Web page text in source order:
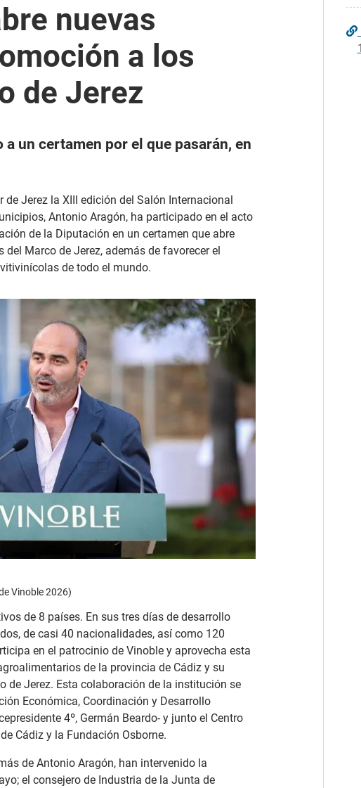
nuevas
a los
de Jerez
un certamen por el que pasarán, en
Jerez la XIII edición del Salón Internacional
Antonio Aragón, ha participado en el acto
de la Diputación en un certamen que abre
Marco de Jerez, además de favorecer el
de todo el mundo.
Vinoble 2026)
de 8 países. En sus tres días de desarrollo
de casi 40 nacionalidades, así como 120
en el patrocinio de Vinoble y aprovecha esta
de la provincia de Cádiz y su
de Jerez. Esta colaboración de la institución se
Económica, Coordinación y Desarrollo
4º, Germán Beardo- y junto el Centro
Cádiz y la Fundación Osborne.
de Antonio Aragón, han intervenido la
el consejero de Industria de la Junta de